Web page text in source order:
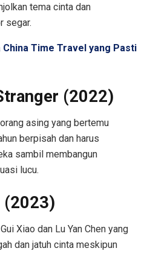
tema cinta dan
segar.
China Time Travel yang Pasti
(2022)
asing yang bertemu
berpisah dan harus
sambil membangun
lucu.
(2023)
Xiao dan Lu Yan Chen yang
dan jatuh cinta meskipun